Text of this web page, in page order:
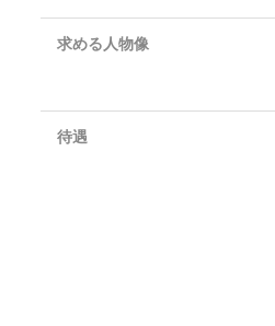
求める人物像
待遇